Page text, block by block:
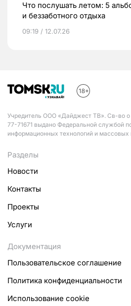
Что послушать летом: 5
и беззаботного отдыха
09:19 / 12.07.26
Учредитель ООО «Дайджест ТВ». Св-во
77-71671 выдано Федеральной службой
информационных технологий и массовых
Разделы
Новости
Контакты
Проекты
Услуги
Документация
Пользовательское соглашение
Политика конфиденциальности
Использование cookie